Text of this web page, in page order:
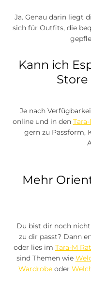
Ja. Genau darin liegt
sich für Outfits, die
Kann ich
Je nach
online und in den
gern zu Passform,
Mehr
Du bist dir noch
zu dir passt? Dann
oder lies im Tara-M
sind Themen wie
Wardrobe oder